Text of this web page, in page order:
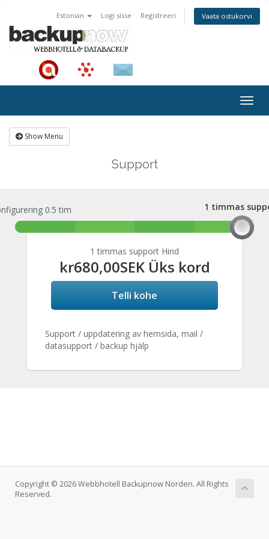
Estonian Logi sisse Registreeri Vaata ostukorvi
Show Menu
Support
1 timmas
0.5 tim 1 timmas
1 timmas support Hind
kr680,00SEK Üks kord
Telli kohe
Support / uppdatering av hemsida, mail /
datasupport / backup hjälp
Copyright © 2026 Webbhotell Backupnow Norden. All Rights
Reserved.